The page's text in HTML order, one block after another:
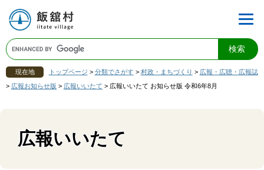
現在地 トップページ > 分類でさがす > 村政・まちづくり > 広報・広聴・広報誌
> 広報お知らせ版 > 広報いいたて > 広報いいたて お知らせ版 令和6年8月
広報いいたて